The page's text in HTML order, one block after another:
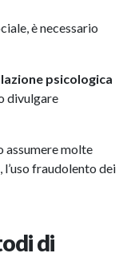
è necessario
psicologica
divulgare
assumere molte
fraudolento dei
di